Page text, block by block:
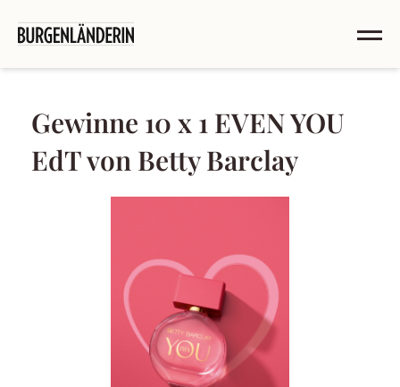
Gewinne 10 x 1 EVEN YOU
EdT von Betty Barclay